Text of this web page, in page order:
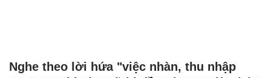
Nghe theo lời hứa "việc nhàn, thu nhập